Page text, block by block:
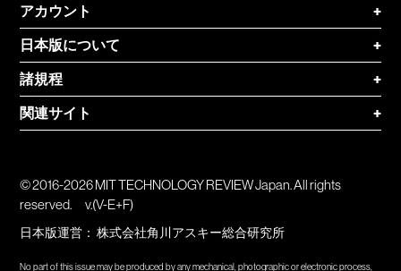
アカウント
+
日本版について
+
諸規程
+
関連サイト
+
© 2016-2026 MIT TECHNOLOGY REVIEW Japan. All rights
reserved.
v.(V-E+F)
日本版運営：株式会社角川アスキー総合研究所
No part of this issue may be produced by any mechanical, photographic or electronic process,